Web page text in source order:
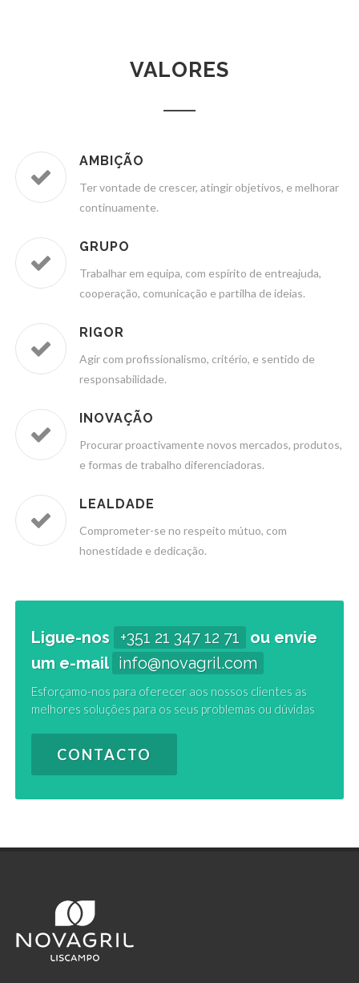
VALORES
AMBIÇÃO
Ter vontade de crescer, atingir objetivos, e melhorar
continuamente.
GRUPO
Trabalhar em equipa, com espírito de entreajuda,
cooperação, comunicação e partilha de ideias.
RIGOR
Agir com profissionalismo, critério, e sentido de
responsabilidade.
INOVAÇÃO
Procurar proactivamente novos mercados, produtos,
e formas de trabalho diferenciadoras.
LEALDADE
Comprometer-se no respeito mútuo, com
honestidade e dedicação.
Ligue-nos +351 21 347 12 71
ou envie
um e-mail info@novagril.com
Esforçamo-nos para oferecer aos nossos clientes as
melhores soluções para os seus problemas ou dúvidas
CONTACTO